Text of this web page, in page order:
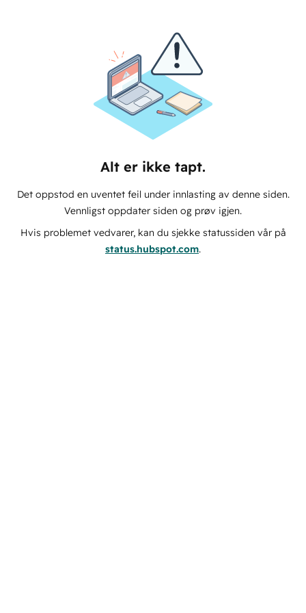
Alt er ikke tapt.
Det oppstod en uventet feil under innlasting av denne siden.
Vennligst oppdater siden og prøv igjen.
Hvis problemet vedvarer, kan du sjekke statussiden vår på
status.hubspot.com.